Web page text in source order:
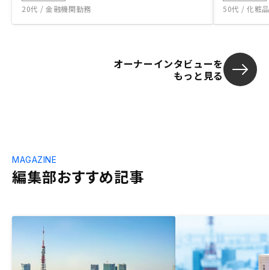
20代 / 金融機関勤務 50代 / 化粧
オーナーインタビューを
もっと見る
編集部おすすめ記事
MAGAZINE